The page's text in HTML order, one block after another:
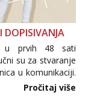
DOPISIVANJA
u prvih 48 sati
su za stvaranje
u komunikaciji.
ili intimnih
nije zaslužila to
Pročitaj više